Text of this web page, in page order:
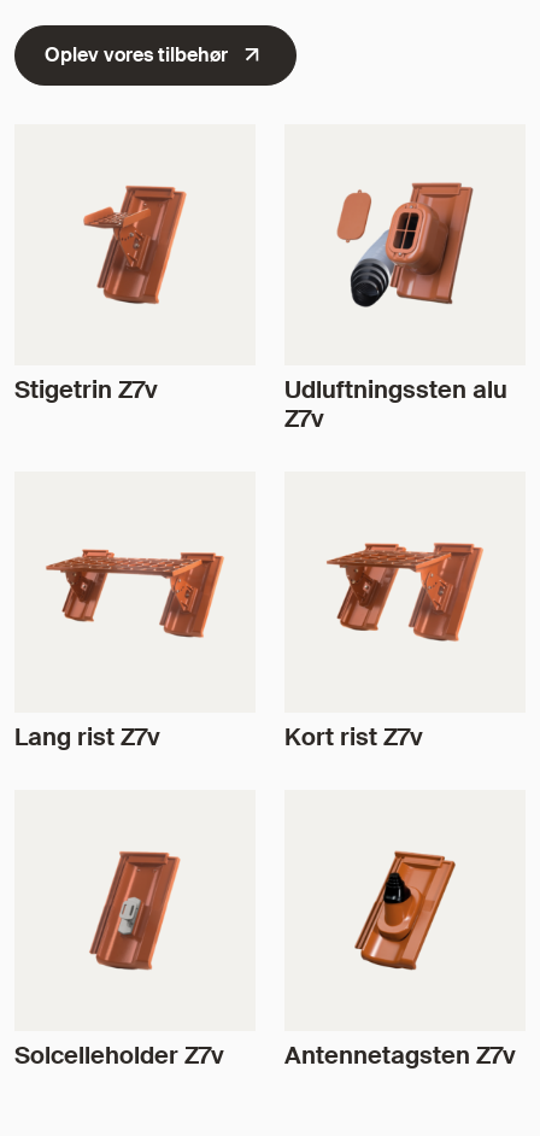
Oplev vores tilbehør
Stigetrin Z7v
Udluftningssten alu
Z7v
Lang rist Z7v Kort rist Z7v
Solcelleholder Z7v Antennetagsten Z7v